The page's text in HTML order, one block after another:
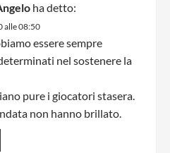
ha detto:
alle 08:50
essere sempre
nel sostenere la
pure i giocatori stasera.
non hanno brillato.